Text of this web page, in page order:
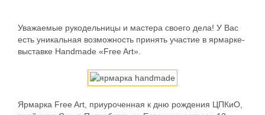
Уважаемые рукодельницы и мастера своего дела! У Вас
есть уникальная возможность принять участие в ярмарке-
выставке Handmade «Free Art».
Ярмарка Free Art, приуроченная к дню рождения ЦПКиО,